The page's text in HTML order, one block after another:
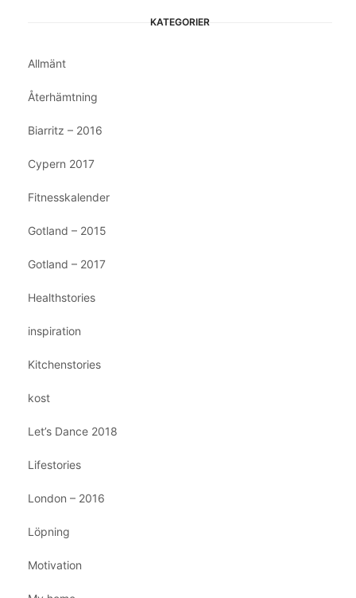
KATEGORIER
Allmänt
Återhämtning
Biarritz – 2016
Cypern 2017
Fitnesskalender
Gotland – 2015
Gotland – 2017
Healthstories
inspiration
Kitchenstories
kost
Let’s Dance 2018
Lifestories
London – 2016
Löpning
Motivation